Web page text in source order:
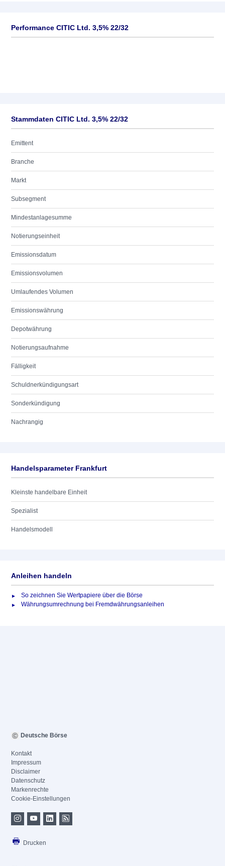
Performance CITIC Ltd. 3,5% 22/32
Stammdaten CITIC Ltd. 3,5% 22/32
Emittent
Branche
Markt
Subsegment
Mindestanlagesumme
Notierungseinheit
Emissionsdatum
Emissionsvolumen
Umlaufendes Volumen
Emissionswährung
Depotwährung
Notierungsaufnahme
Fälligkeit
Schuldnerkündigungsart
Sonderkündigung
Nachrangig
Handelsparameter Frankfurt
Kleinste handelbare Einheit
Spezialist
Handelsmodell
Anleihen handeln
So zeichnen Sie Wertpapiere über die Börse
Währungsumrechnung bei Fremdwährungsanleihen
Deutsche Börse
Kontakt
Impressum
Disclaimer
Datenschutz
Markenrechte
Cookie-Einstellungen
Drucken